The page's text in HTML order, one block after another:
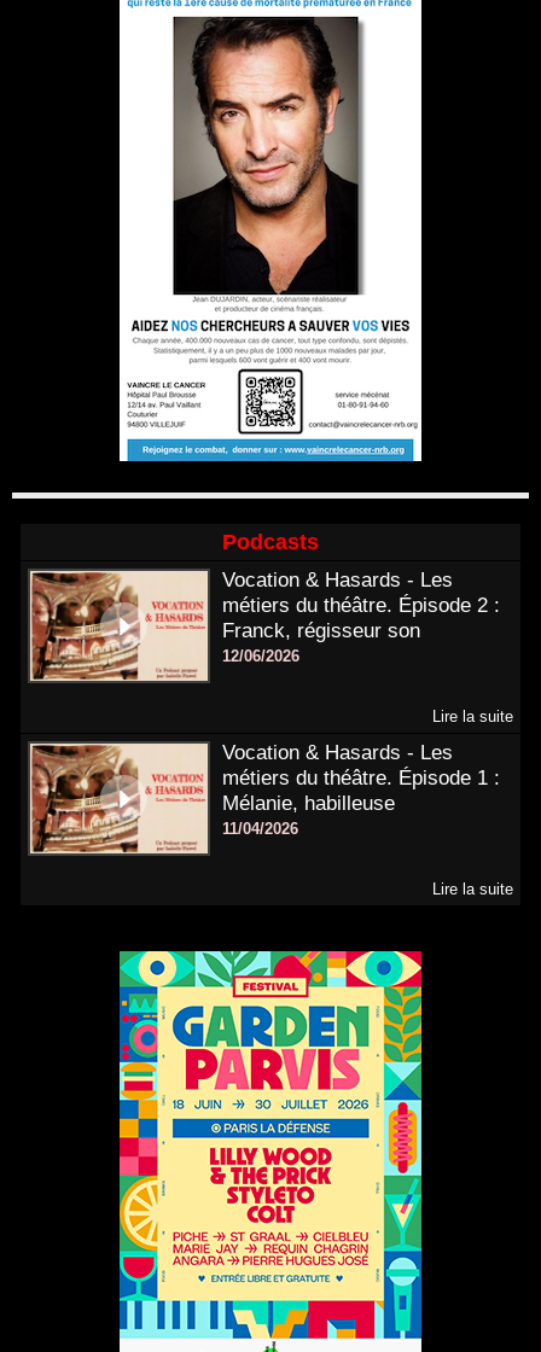
Podcasts
Vocation & Hasards - Les
métiers du théâtre. Épisode 2 :
Franck, régisseur son
12/06/2026
Lire la suite
Vocation & Hasards - Les
métiers du théâtre. Épisode 1 :
Mélanie, habilleuse
11/04/2026
Lire la suite